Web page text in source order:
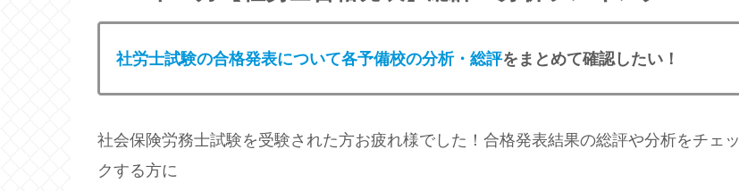
社労士試験の合格発表について各予備校の分析・総評をまとめて確認したい！
社会保険労務士試験を受験された方お疲れ様でした！合格発表結果の総評や分析をチェッ
クする方に